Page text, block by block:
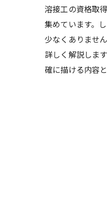
溶接工の資格取
集めています。
少なくありませ
詳しく解説しま
確に描ける内容